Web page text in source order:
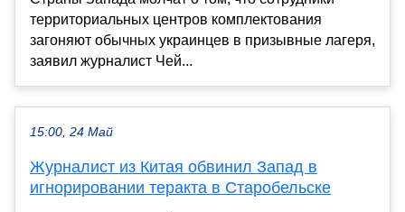
территориальных центров комплектования
загоняют обычных украинцев в призывные лагеря,
заявил журналист Чей...
15:00, 24 Май
Журналист из Китая обвинил Запад в
игнорировании теракта в Старобельске